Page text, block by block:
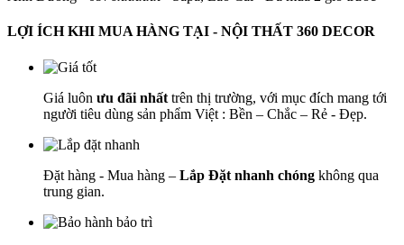
LỢI ÍCH KHI MUA HÀNG TẠI - NỘI THẤT 360 DECOR
Giá luôn ưu đãi nhất trên thị trường, với mục đích mang tới
người tiêu dùng sản phẩm Việt : Bền – Chắc – Rẻ - Đẹp.
Đặt hàng - Mua hàng – Lắp Đặt nhanh chóng không qua
trung gian.